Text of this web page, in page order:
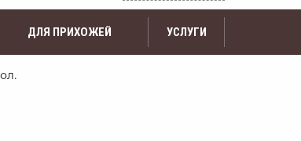
ДЛЯ ПРИХОЖЕЙ УСЛУГИ